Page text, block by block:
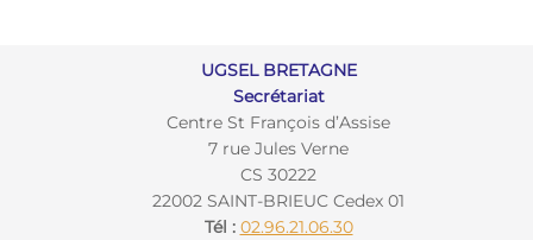
UGSEL BRETAGNE
Secrétariat
Centre St François d’Assise
7 rue Jules Verne
CS 30222
22002 SAINT-BRIEUC Cedex 01
Tél : 02.96.21.06.30